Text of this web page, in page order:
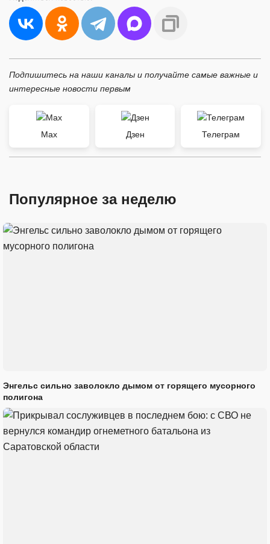
Подпишитесь на наши каналы и получайте самые важные и
интересные новости первым
Max Дзен Телеграм
Популярное за неделю
Энгельс сильно заволокло дымом от горящего мусорного
полигона